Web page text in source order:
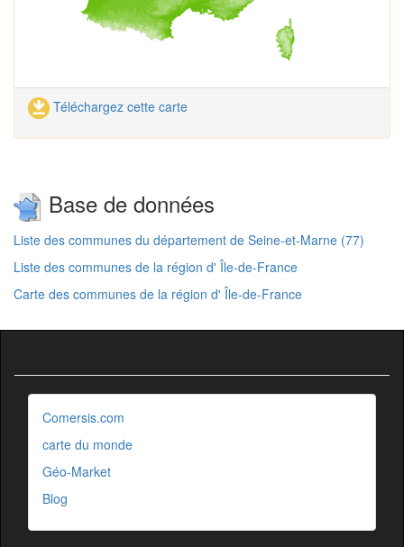
Téléchargez cette carte
Base de données
Liste des communes du département de Seine-et-Marne (77)
Liste des communes de la région d' Île-de-France
Carte des communes de la région d' Île-de-France
Comersis.com
carte du monde
Géo-Market
Blog